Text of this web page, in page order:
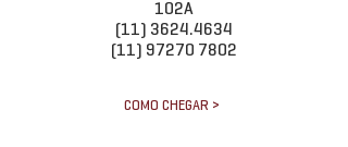
102A
(11) 3624.4634
(11) 97270 7802
COMO CHEGAR >